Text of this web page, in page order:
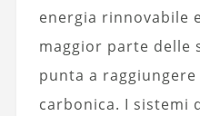
energia rinnovabile
maggior parte delle
punta a
carbonica. I sistemi